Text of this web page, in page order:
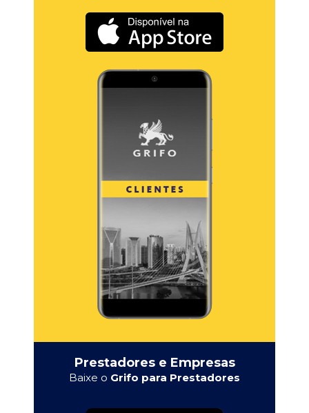
Prestadores e Empresas
Baixe o Grifo para Prestadores